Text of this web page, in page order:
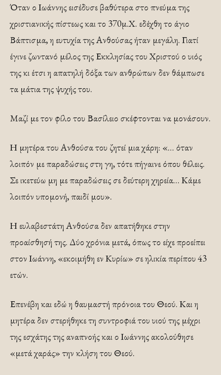
Όταν ο Ιωάννης εισέδυσε βαθύτερα στο πνεύμα της
χριστιανικής πίστεως και το 370μ.Χ. εδέχθη το άγιο
Βάπτισμα, η ευτυχία της Ανθούσας ήταν μεγάλη. Γιατί
έγινε ζωντανό μέλος της Εκκλησίας του Χριστού ο υιός
της κι έτσι η απατηλή δόξα των ανθρώπων δεν θάμπωσε
τα μάτια της ψυχής του.
Μαζί με τον φίλο του Βασίλειο σκέφτονται να μονάσουν.
Η μητέρα του Ανθούσα του ζητεί μια χάρη: «… όταν
λοιπόν με παραδώσεις στη γη, τότε πήγαινε όπου θέλεις.
Σε ικετεύω μη με παραδώσεις σε δεύτερη χηρεία… Κάμε
λοιπόν υπομονή, παιδί μου».
Η ευλαβεστάτη Ανθούσα δεν απατήθηκε στην
προαίσθησή της. Δύο χρόνια μετά, όπως το είχε προείπει
στον Ιωάννη, «εκοιμήθη εν Κυρίω» σε ηλικία περίπου 43
ετών.
Επενέβη και εδώ η θαυμαστή πρόνοια του Θεού. Και η
μητέρα δεν στερήθηκε τη συντροφιά του υιού της μέχρι
της εσχάτης της αναπνοής και ο Ιωάννης ακολούθησε
«μετά χαράς» την κλήση του Θεού.